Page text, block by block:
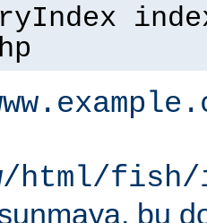
html/
sunmaya, bu